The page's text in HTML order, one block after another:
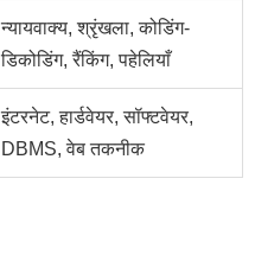
न्यायवाक्य, श्रृंखला, कोडिंग-
डिकोडिंग, रैंकिंग, पहेलियाँ
इंटरनेट, हार्डवेयर, सॉफ्टवेयर,
DBMS, वेब तकनीक